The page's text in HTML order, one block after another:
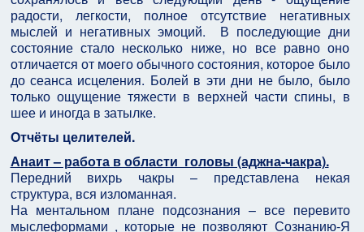
радости, легкости, полное отсутствие негативных
мыслей и негативных эмоций. В последующие дни
состояние стало несколько ниже, но все равно оно
отличается от моего обычного состояния, которое было
до сеанса исцеления. Болей в эти дни не было, было
только ощущение тяжести в верхней части спины, в
шее и иногда в затылке.
Отчёты целителей.
Анаит – работа в области головы (аджна-чакра).
Передний вихрь чакры – представлена некая
структура, вся изломанная.
На ментальном плане подсознания – все перевито
мыслеформами , которые не позволяют Сознанию-Я